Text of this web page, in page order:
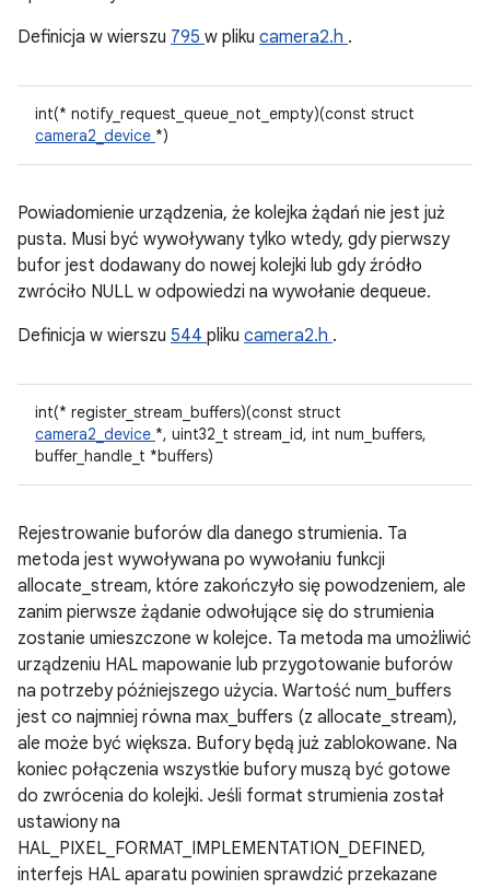
Definicja w wierszu 795 w pliku camera2.h .
int(* notify_request_queue_not_empty)(const struct
camera2_device *)
Powiadomienie urządzenia, że kolejka żądań nie jest już
pusta. Musi być wywoływany tylko wtedy, gdy pierwszy
bufor jest dodawany do nowej kolejki lub gdy źródło
zwróciło NULL w odpowiedzi na wywołanie dequeue.
Definicja w wierszu 544 pliku camera2.h .
int(* register_stream_buffers)(const struct
camera2_device *, uint32_t stream_id, int num_buffers,
buffer_handle_t *buffers)
Rejestrowanie buforów dla danego strumienia. Ta
metoda jest wywoływana po wywołaniu funkcji
allocate_stream, które zakończyło się powodzeniem, ale
zanim pierwsze żądanie odwołujące się do strumienia
zostanie umieszczone w kolejce. Ta metoda ma umożliwić
urządzeniu HAL mapowanie lub przygotowanie buforów
na potrzeby późniejszego użycia. Wartość num_buffers
jest co najmniej równa max_buffers (z allocate_stream),
ale może być większa. Bufory będą już zablokowane. Na
koniec połączenia wszystkie bufory muszą być gotowe
do zwrócenia do kolejki. Jeśli format strumienia został
ustawiony na
HAL_PIXEL_FORMAT_IMPLEMENTATION_DEFINED,
interfejs HAL aparatu powinien sprawdzić przekazane